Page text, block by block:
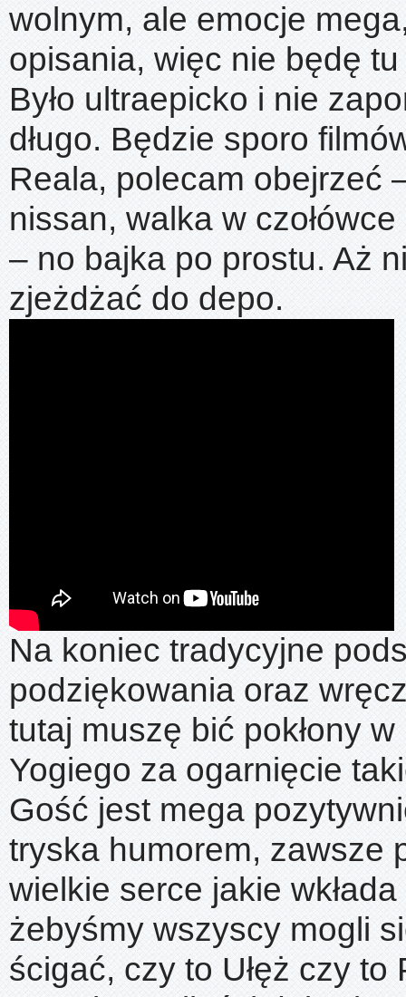
wolnym, ale emocje
opisania, więc nie będę tu
Było ultraepicko i nie
długo. Będzie sporo
Reala, polecam obejrzeć
nissan, walka w
– no bajka po prostu. Aż
zjeżdżać do depo.
Na koniec tradycyjne
podziękowania oraz
tutaj muszę bić pokłony
Yogiego za ogarnięcie
Gość jest mega
tryska humorem, zawsze
wielkie serce jakie
żebyśmy wszyscy mogli
ścigać, czy to Ułęż czy to